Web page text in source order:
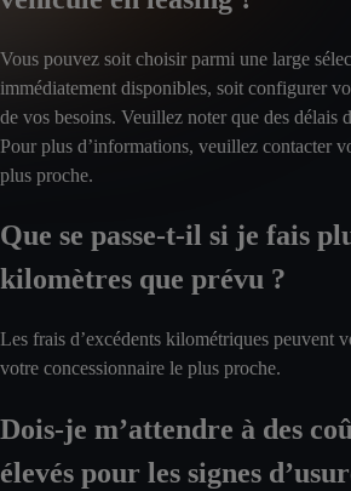
Vous pouvez soit choisir parmi une large
immédiatement disponibles, soit configurer
de vos besoins. Veuillez noter que des délais
Pour plus d’informations, veuillez contacter
plus proche.
Que se passe-t-il si je fais
kilomètres que prévu ?
Les frais d’excédents kilométriques peuvent
votre concessionnaire le plus proche.
Dois-je m’attendre à des
élevés pour les signes